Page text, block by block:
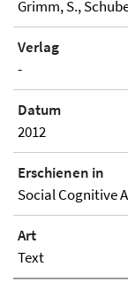
Grimm, S.,
Verlag
-
Datum
2012
Erschienen in
Social Cognitive
Art
Text